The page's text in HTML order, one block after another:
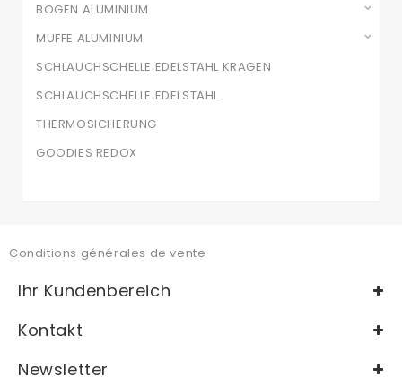
BOGEN ALUMINIUM
MUFFE ALUMINIUM
SCHLAUCHSCHELLE EDELSTAHL KRAGEN
SCHLAUCHSCHELLE EDELSTAHL
THERMOSICHERUNG
GOODIES REDOX
Conditions générales de vente
Ihr Kundenbereich
Kontakt
Newsletter